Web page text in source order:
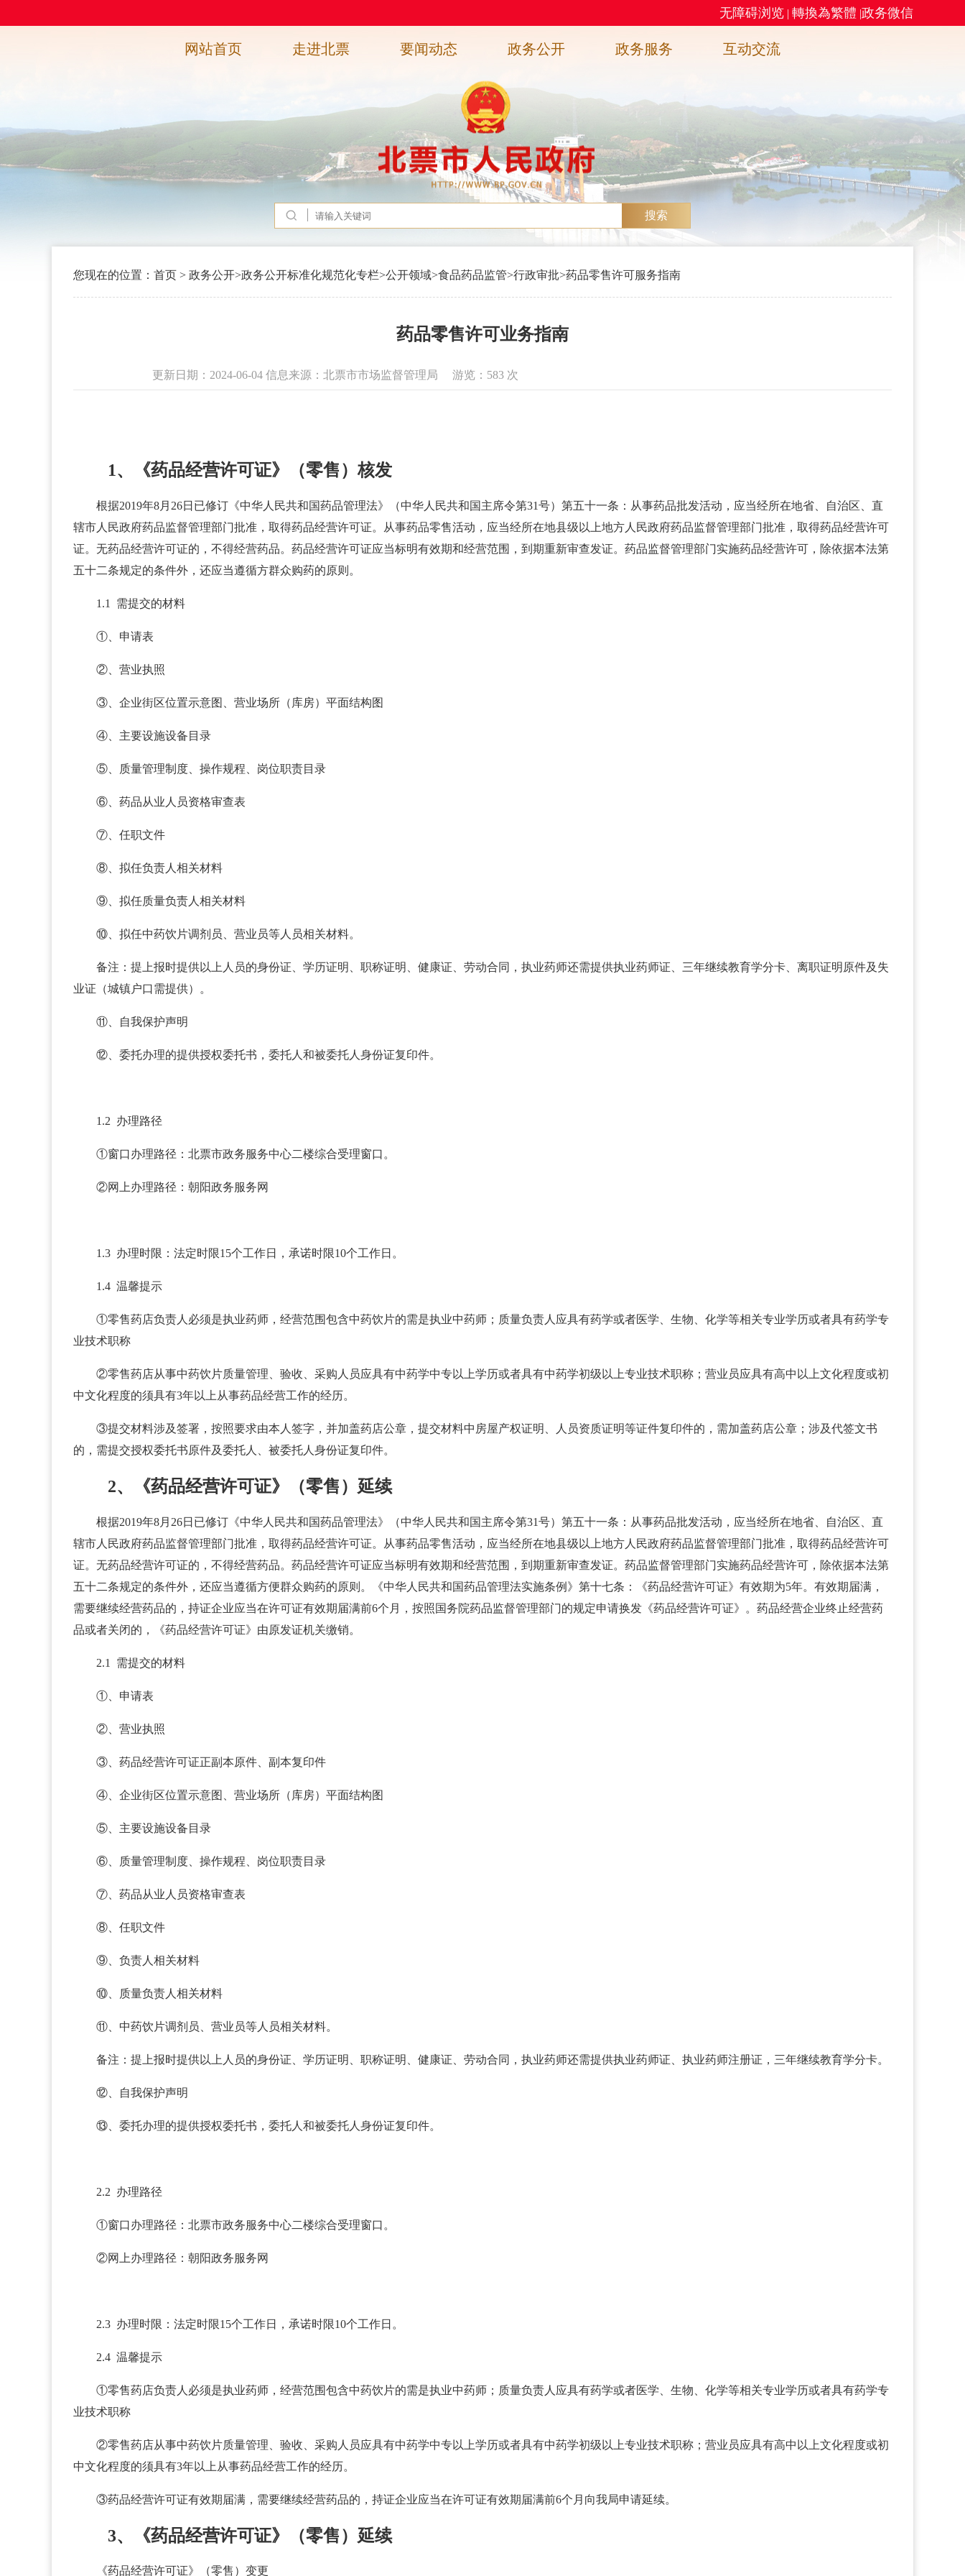
无障碍浏览 | 轉換為繁體 |政务微信
网站首页 走进北票 要闻动态 政务公开 政务服务 互动交流
搜索
您现在的位置： 首页 > 政务公开>政务公开标准化规范化专栏>公开领域>食品药品监管>行政审批>药品零售许可服务指南
药品零售许可业务指南
更新日期：2024-06-04 信息来源：北票市市场监督管理局 游览： 583 次
1、《药品经营许可证》（零售）核发
根据2019年8月26日已修订《中华人民共和国药品管理法》（中华人民共和国主席令第31号）第五十一条：从事药品批发活动，应当经所在地省、自治区、直
辖市人民政府药品监督管理部门批准，取得药品经营许可证。从事药品零售活动，应当经所在地县级以上地方人民政府药品监督管理部门批准，取得药品经营许可
证。无药品经营许可证的，不得经营药品。药品经营许可证应当标明有效期和经营范围，到期重新审查发证。药品监督管理部门实施药品经营许可，除依据本法第
五十二条规定的条件外，还应当遵循方群众购药的原则。
1.1 需提交的材料
①、申请表
②、营业执照
③、企业街区位置示意图、营业场所（库房）平面结构图
④、主要设施设备目录
⑤、质量管理制度、操作规程、岗位职责目录
⑥、药品从业人员资格审查表
⑦、任职文件
⑧、拟任负责人相关材料
⑨、拟任质量负责人相关材料
⑩、拟任中药饮片调剂员、营业员等人员相关材料。
备注：提上报时提供以上人员的身份证、学历证明、职称证明、健康证、劳动合同，执业药师还需提供执业药师证、三年继续教育学分卡、离职证明原件及失
业证（城镇户口需提供）。
⑪、自我保护声明
⑫、委托办理的提供授权委托书，委托人和被委托人身份证复印件。
1.2 办理路径
①窗口办理路径：北票市政务服务中心二楼综合受理窗口。
②网上办理路径：朝阳政务服务网
1.3 办理时限：法定时限15个工作日，承诺时限10个工作日。
1.4 温馨提示
①零售药店负责人必须是执业药师，经营范围包含中药饮片的需是执业中药师；质量负责人应具有药学或者医学、生物、化学等相关专业学历或者具有药学专
业技术职称
②零售药店从事中药饮片质量管理、验收、采购人员应具有中药学中专以上学历或者具有中药学初级以上专业技术职称；营业员应具有高中以上文化程度或初
中文化程度的须具有3年以上从事药品经营工作的经历。
③提交材料涉及签署，按照要求由本人签字，并加盖药店公章，提交材料中房屋产权证明、人员资质证明等证件复印件的，需加盖药店公章；涉及代签文书
的，需提交授权委托书原件及委托人、被委托人身份证复印件。
2、《药品经营许可证》（零售）延续
根据2019年8月26日已修订《中华人民共和国药品管理法》（中华人民共和国主席令第31号）第五十一条：从事药品批发活动，应当经所在地省、自治区、直
辖市人民政府药品监督管理部门批准，取得药品经营许可证。从事药品零售活动，应当经所在地县级以上地方人民政府药品监督管理部门批准，取得药品经营许可
证。无药品经营许可证的，不得经营药品。药品经营许可证应当标明有效期和经营范围，到期重新审查发证。药品监督管理部门实施药品经营许可，除依据本法第
五十二条规定的条件外，还应当遵循方便群众购药的原则。《中华人民共和国药品管理法实施条例》第十七条：《药品经营许可证》有效期为5年。有效期届满，
需要继续经营药品的，持证企业应当在许可证有效期届满前6个月，按照国务院药品监督管理部门的规定申请换发《药品经营许可证》。药品经营企业终止经营药
品或者关闭的，《药品经营许可证》由原发证机关缴销。
2.1 需提交的材料
①、申请表
②、营业执照
③、药品经营许可证正副本原件、副本复印件
④、企业街区位置示意图、营业场所（库房）平面结构图
⑤、主要设施设备目录
⑥、质量管理制度、操作规程、岗位职责目录
⑦、药品从业人员资格审查表
⑧、任职文件
⑨、负责人相关材料
⑩、质量负责人相关材料
⑪、中药饮片调剂员、营业员等人员相关材料。
备注：提上报时提供以上人员的身份证、学历证明、职称证明、健康证、劳动合同，执业药师还需提供执业药师证、执业药师注册证，三年继续教育学分卡。
⑫、自我保护声明
⑬、委托办理的提供授权委托书，委托人和被委托人身份证复印件。
2.2 办理路径
①窗口办理路径：北票市政务服务中心二楼综合受理窗口。
②网上办理路径：朝阳政务服务网
2.3 办理时限：法定时限15个工作日，承诺时限10个工作日。
2.4 温馨提示
①零售药店负责人必须是执业药师，经营范围包含中药饮片的需是执业中药师；质量负责人应具有药学或者医学、生物、化学等相关专业学历或者具有药学专
业技术职称
②零售药店从事中药饮片质量管理、验收、采购人员应具有中药学中专以上学历或者具有中药学初级以上专业技术职称；营业员应具有高中以上文化程度或初
中文化程度的须具有3年以上从事药品经营工作的经历。
③药品经营许可证有效期届满，需要继续经营药品的，持证企业应当在许可证有效期届满前6个月向我局申请延续。
3、《药品经营许可证》（零售）延续
《药品经营许可证》（零售）变更